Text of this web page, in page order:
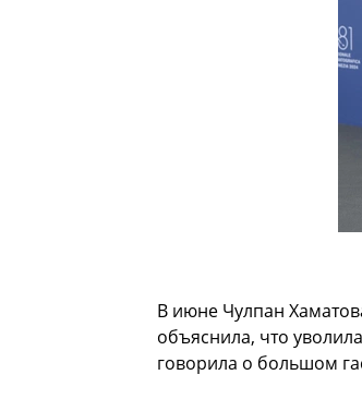
В июне Чулпан
объяснила, что
говорила о большом